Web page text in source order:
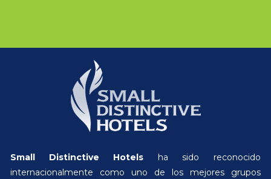
Small Distinctive Hotels ha sido reconocido
internacionalmente como uno de los mejores grupos